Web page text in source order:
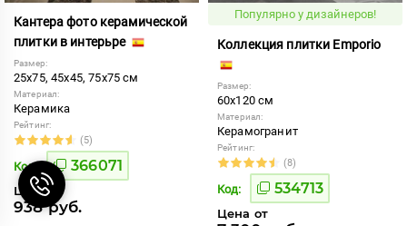
Кантера фото керамической
плитки в интерьре
Размер:
25x75, 45x45, 75x75 см
Материал:
Керамика
Рейтинг:
(5)
Код: 366071
Цена от
938 руб.
Популярно у дизайнеров!
Коллекция плитки Emporio
Размер:
60x120 см
Материал:
Керамогранит
Рейтинг:
(8)
Код: 534713
Цена от